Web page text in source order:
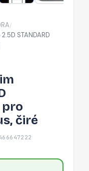
/
STANDARD
pro
čiré